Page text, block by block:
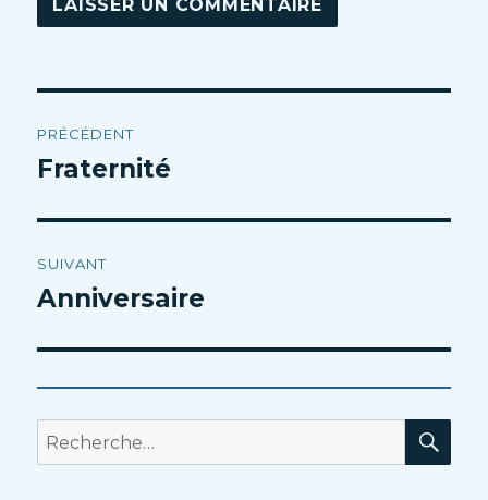
de
PRÉCÉDENT
Article
Fraternité
SUIVANT
Article
Anniversaire
Recherche
pour